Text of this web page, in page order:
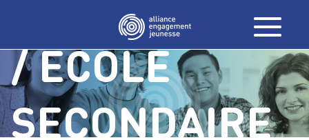
/ ÉCOLE
SECONDAIRE